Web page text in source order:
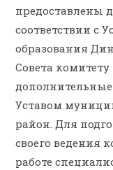
предоставлены
соответствии с
образования
Совета
Уставом
район. Для
своего ведения
работе